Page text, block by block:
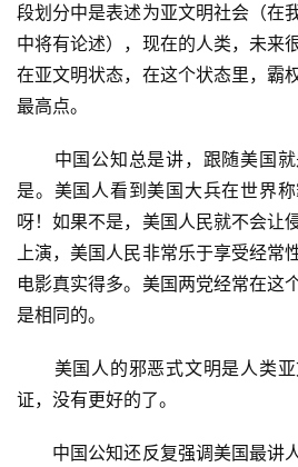
段划分中是表述为亚文明社会（在
中将有论述），现在的人类，未来
在亚文明状态，在这个状态里，霸
最高点。
中国公知总是讲，跟随美国就
是。美国人看到美国大兵在世界
呀！如果不是，美国人民就不会让
上演，美国人民非常乐于享受经常
电影真实得多。美国两党经常在这
是相同的。
美国人的邪恶式文明是人类亚
证，没有更好的了。
中国公知还反复强调美国最讲